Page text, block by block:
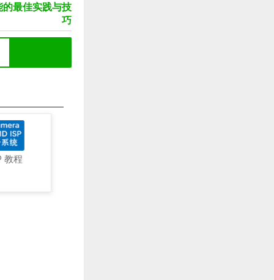
的最佳实践与技
巧
教程